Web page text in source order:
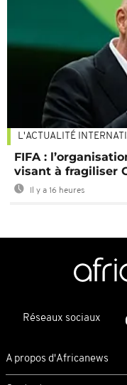
L'ACTUALITÉ
FIFA :
visant à fragiliser
Il y a 16 heures
Réseaux sociaux
A propos d'Africanews